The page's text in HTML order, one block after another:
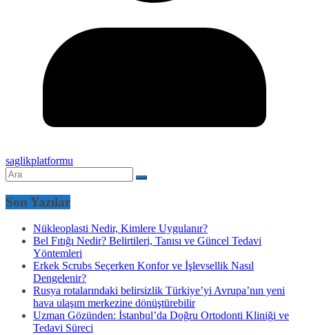
saglikplatformu
Son Yazılar
Nükleoplasti Nedir, Kimlere Uygulanır?
Bel Fıtığı Nedir? Belirtileri, Tanısı ve Güncel Tedavi
Yöntemleri
Erkek Scrubs Seçerken Konfor ve İşlevsellik Nasıl
Dengelenir?
Rusya rotalarındaki belirsizlik Türkiye’yi Avrupa’nın yeni
hava ulaşım merkezine dönüştürebilir
Uzman Gözünden: İstanbul’da Doğru Ortodonti Kliniği ve
Tedavi Süreci